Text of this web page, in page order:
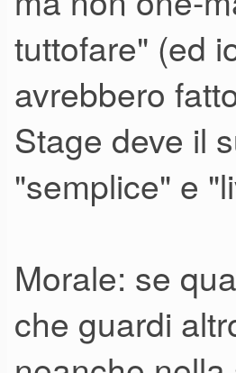
tuttofare" (ed
avrebbero
Stage deve il
"semplice" e
Morale: se
che guardi